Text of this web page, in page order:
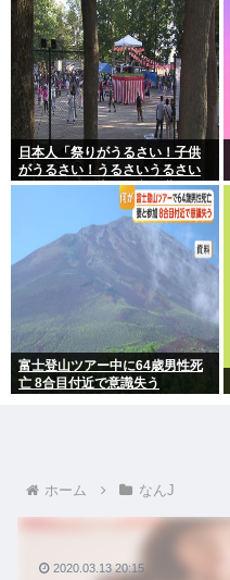
日本人「祭りがうるさい！子供
がうるさい！うるさいうるさい
うるさい！日本を無音の世界に
富士登山ツアー中に64歳男性死
亡 8合目付近で意識失う
ホーム なんJ
2020.03.13 20:15